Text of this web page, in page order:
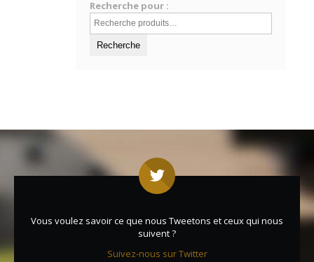
Recherche pour :
Vous voulez savoir ce que nous Tweetons et ceux qui nous
suivent ?
Suivez-nous sur Twitter